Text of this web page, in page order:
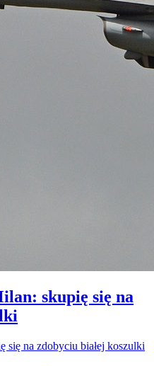
skupię się na